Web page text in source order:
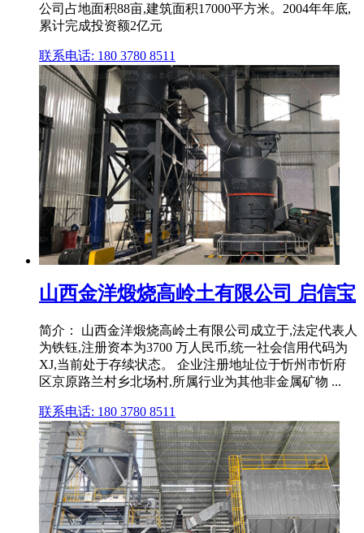
公司占地面积88亩,建筑面积17000平方米。2004年年底,
累计完成投资额2亿元
联系电话: 180 3780 8511
山西金洋煅烧高岭土有限公司 启信宝
简介： 山西金洋煅烧高岭土有限公司成立于,法定代表人
为铁钰,注册资本为3700 万人民币,统一社会信用代码为
XJ,当前处于存续状态。 企业注册地址位于忻州市忻府
区京原路兰村乡北场村,所属行业为其他非金属矿物 ...
联系电话: 180 3780 8511